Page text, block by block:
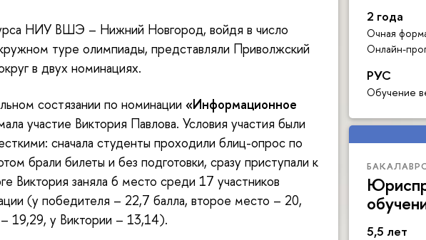
2 года
Очная
Онлайн-
РУС
Обучение
5,5 лет
НИУ ВШЭ – Нижний Новгород, войдя в число
туре олимпиады, представляли Приволжский
в двух номинациях.
состязании по номинации «Информационное
участие Виктория Павлова. Условия участия были
сначала студенты проходили блиц-опрос по
брали билеты и без подготовки, сразу приступали к
Виктория заняла 6 место среди 17 участников
(у победителя – 22,7 балла, второе место – 20,
19,29, у Виктории – 13,14).